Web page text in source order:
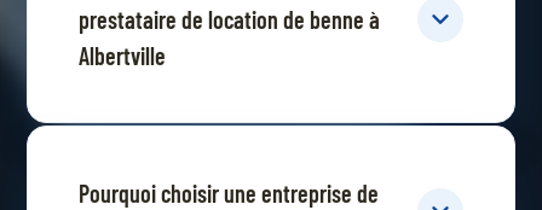
prestataire de location de benne à
Albertville
Pourquoi choisir une entreprise de